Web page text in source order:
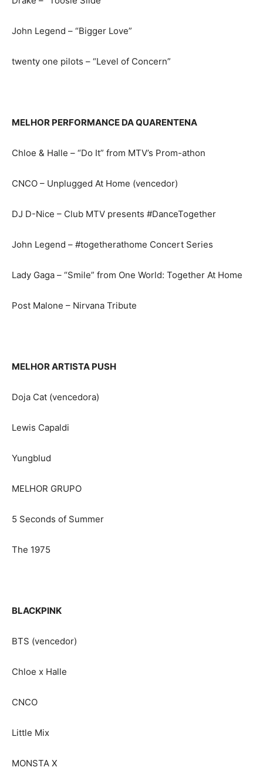
John Legend – “Bigger Love”
twenty one pilots – “Level of Concern”
MELHOR PERFORMANCE DA QUARENTENA
Chloe & Halle – “Do It” from MTV’s Prom-athon
CNCO – Unplugged At Home (vencedor)
DJ D-Nice – Club MTV presents #DanceTogether
John Legend – #togetherathome Concert Series
Lady Gaga – “Smile” from One World: Together At Home
Post Malone – Nirvana Tribute
MELHOR ARTISTA PUSH
Doja Cat (vencedora)
Lewis Capaldi
Yungblud
MELHOR GRUPO
5 Seconds of Summer
The 1975
BLACKPINK
BTS (vencedor)
Chloe x Halle
CNCO
Little Mix
MONSTA X